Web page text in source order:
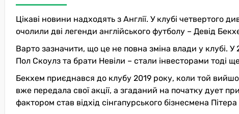
Цікаві новини надходять з Англії. У клубі четвертого
очолили дві легенди англійського футболу – Девід
Варто зазначити, що це не повна зміна влади у клубі. У
Пол Скоулз та брати Невіли – стали інвесторами тоді
Бекхем приєднався до клубу 2019 року, коли той
вже передала свої акції, а згаданий на початку дует
фактором став відхід сінгапурського бізнесмена